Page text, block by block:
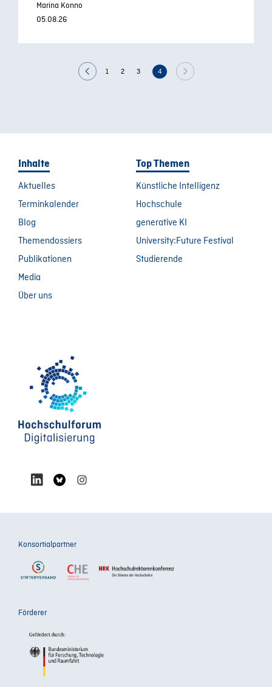
Marina Konno
05.08.26
1 2 3 4
Inhalte
Aktuelles
Terminkalender
Blog
Themendossiers
Publikationen
Media
Über uns
Top Themen
Künstliche Intelligenz
Hochschule
generative KI
University:Future Festival
Studierende
Konsortialpartner
Förderer